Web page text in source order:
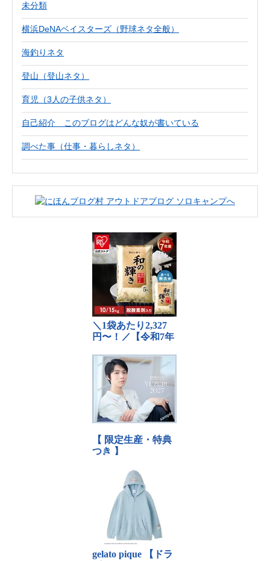
未分類
横浜DeNAベイスターズ（野球ネタ全般）
海釣りネタ
登山（登山ネタ）
育児（3人の子供ネタ）
自己紹介 このブログはどんな奴が書いている
調べた事（仕事・暮らしネタ）